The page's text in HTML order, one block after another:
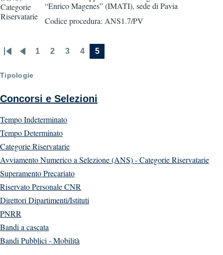
Categorie
Riservatarie
“Enrico Magenes” (IMATI), sede di Pavia
Codice procedura: ANS1.7/PV
First
page
Previous
page
1 2 3
Page
4
Current
5
Tipologie
Concorsi e Selezioni
Tempo Indeterminato
Tempo Determinato
Categorie Riservatarie
Avviamento Numerico a Selezione (ANS) - Categorie Riservatarie
Superamento Precariato
Riservato Personale CNR
Direttori Dipartimenti/Istituti
PNRR
Bandi a cascata
Bandi Pubblici - Mobilità